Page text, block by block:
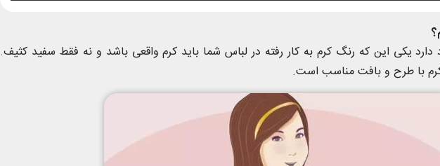
دارد یکی این که رنگ کرم به کار رفته در لباس شما باید کرم واقعی باشد و نه فقط سفید کثیف.
کرم با طرح و بافت مناسب است.